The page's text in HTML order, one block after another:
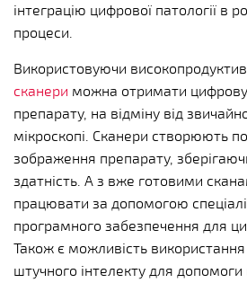
інтеграцію цифрової патології в
процеси.
Використовуючи
сканери можна отримати цифрову
препарату, на відміну від
мікроскопі. Сканери створюють
зображення препарату,
здатність. А з вже готовими
працювати за допомогою
програмного забезпечення для
Також є можливість використання
штучного інтелекту для допомоги